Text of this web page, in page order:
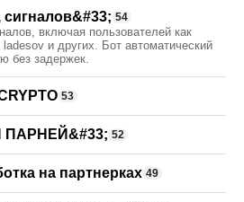
54
включая пользователей как
и других. Бот автоматический
без задержек.
53
52
на партнерках 49